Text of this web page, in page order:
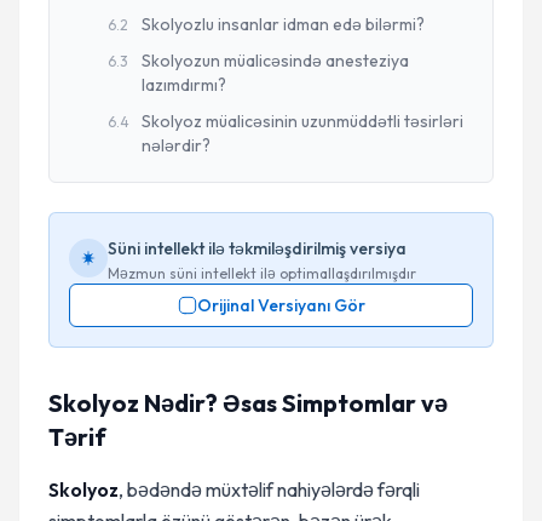
6.2 Skolyozlu insanlar idman edə bilərmi?
6.3
Skolyozun müalicəsində anesteziya
lazımdırmı?
6.4
Skolyoz müalicəsinin uzunmüddətli təsirləri
nələrdir?
Süni intellekt ilə təkmiləşdirilmiş versiya
Məzmun süni intellekt ilə optimallaşdırılmışdır
Orijinal Versiyanı Gör
Skolyoz Nədir? Əsas Simptomlar və
Tərif
Skolyoz, bədəndə müxtəlif nahiyələrdə fərqli